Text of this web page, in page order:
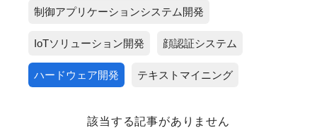
制御アプリケーションシステム開発
IoTソリューション開発 顔認証システム
ハードウェア開発 テキストマイニング
該当する記事がありません